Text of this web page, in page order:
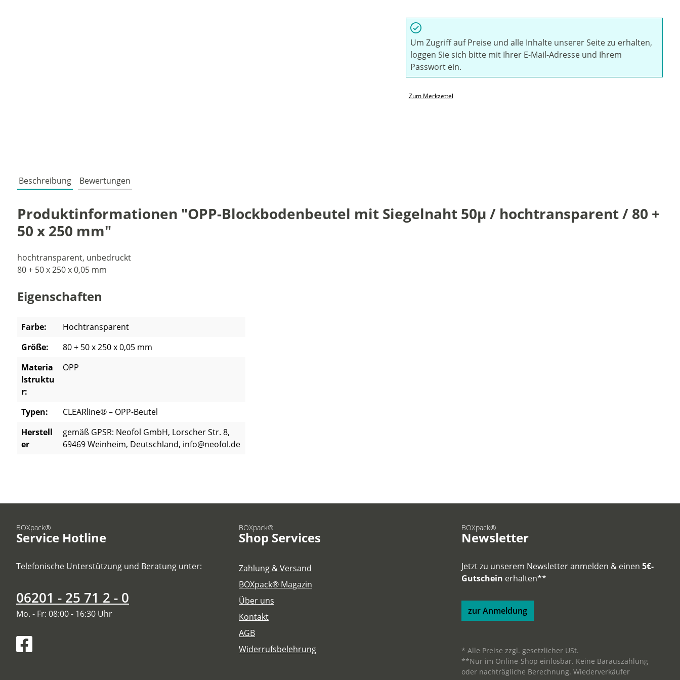
Um Zugriff auf Preise und alle Inhalte unserer Seite zu erhalten,
loggen Sie sich bitte mit Ihrer E-Mail-Adresse und Ihrem
Passwort ein.
Zum Merkzettel
Beschreibung Bewertungen
Produktinformationen "OPP-Blockbodenbeutel mit Siegelnaht 50µ / hochtransparent / 80 +
50 x 250 mm"
hochtransparent, unbedruckt
80 + 50 x 250 x 0,05 mm
Eigenschaften
Farbe:
Hochtransparent
Größe:
80 + 50 x 250 x 0,05 mm
Materia
lstruktu
r:
OPP
Typen:
CLEARline® – OPP-Beutel
Herstell
er
gemäß GPSR: Neofol GmbH, Lorscher Str. 8,
69469 Weinheim, Deutschland, info@neofol.de
BOXpack®
Service Hotline
Telefonische Unterstützung und Beratung unter:
06201 - 25 71 2 - 0
Mo. - Fr: 08:00 - 16:30 Uhr
BOXpack®
Shop Services
Zahlung & Versand
BOXpack® Magazin
Über uns
Kontakt
AGB
Widerrufsbelehrung
BOXpack®
Newsletter
Jetzt zu unserem Newsletter anmelden & einen 5€-
Gutschein erhalten**
zur Anmeldung
* Alle Preise zzgl. gesetzlicher USt.
**Nur im Online-Shop einlösbar. Keine Barauszahlung
oder nachträgliche Berechnung. Wiederverkäufer